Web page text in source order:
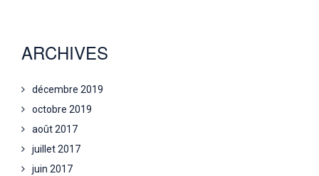
ARCHIVES
décembre 2019
octobre 2019
août 2017
juillet 2017
juin 2017